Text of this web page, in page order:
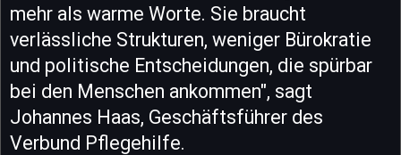
mehr als warme Worte. Sie braucht
verlässliche Strukturen, weniger Bürokratie
und politische Entscheidungen, die spürbar
bei den Menschen ankommen", sagt
Johannes Haas, Geschäftsführer des
Verbund Pflegehilfe.